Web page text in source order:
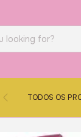
TODOS OS